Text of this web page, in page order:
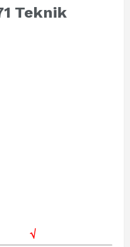
Teknik
√